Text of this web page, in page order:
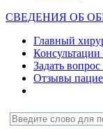
СВЕДЕНИЯ ОБ
Главный
Консультации
Задать вопрос
Отзывы